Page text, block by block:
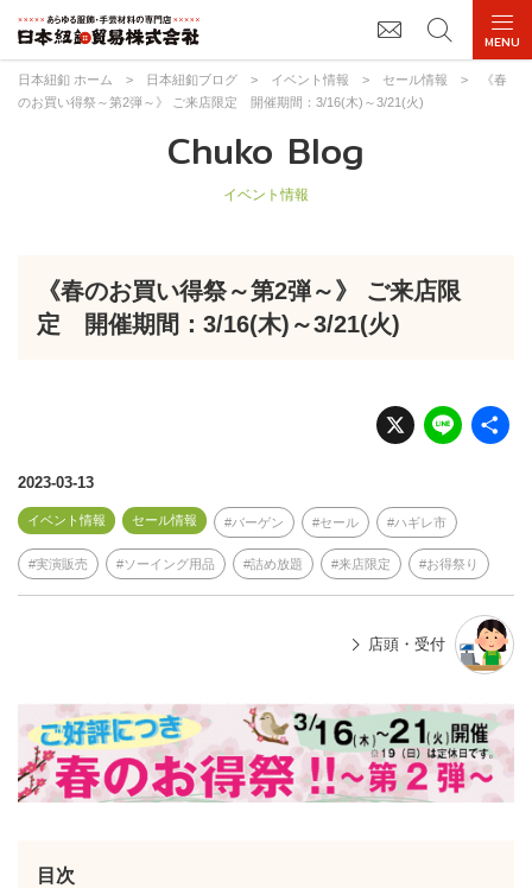
日本紐釦 ホーム > 日本紐釦ブログ > イベント情報 > セール情報 >
《春
のお買い得祭～第2弾～》 ご来店限定 開催期間：3/16(木)～3/21(火)
Chuko Blog
イベント情報
《春のお買い得祭～第2弾～》 ご来店限
定 開催期間：3/16(木)～3/21(火)
X Li
n
2023-03-13
イベント情報 セール情報 バーゲン セール ハギレ市
実演販売 ソーイング用品 詰め放題 来店限定 お得祭り
店頭・受付
目次